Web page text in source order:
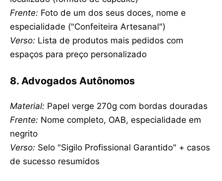
Frente: Foto de um dos seus doces, nome e
especialidade ("Confeiteira Artesanal")
Verso: Lista de produtos mais pedidos com
espaços para preço personalizado
8. Advogados Autônomos
Material: Papel verge 270g com bordas douradas
Frente: Nome completo, OAB, especialidade em
negrito
Verso: Selo "Sigilo Profissional Garantido" + casos
de sucesso resumidos